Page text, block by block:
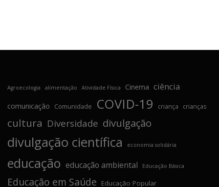
Agroecologia alimentação Atividade Física Cinema ciência
comunicação Comunidade COVID-19 criança crianças
cultura Diversidade divulgação
divulgação científica economia solidária
educação educação ambiental Educação Básica
Educação em Saúde Educação Popular